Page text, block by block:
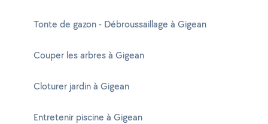
Tonte de gazon - Débroussaillage à Gigean
Couper les arbres à Gigean
Cloturer jardin à Gigean
Entretenir piscine à Gigean